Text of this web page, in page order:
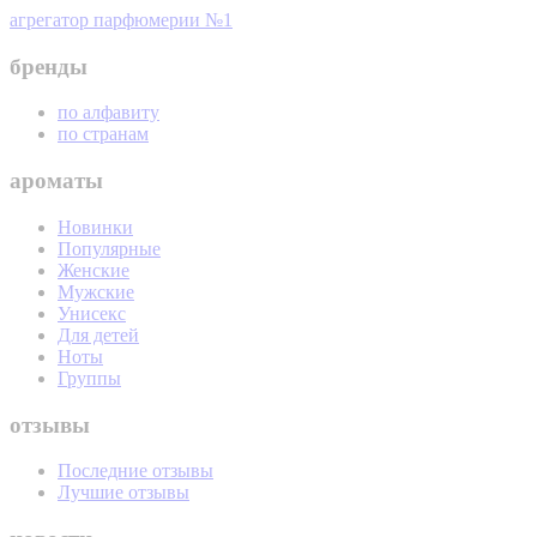
агрегатор парфюмерии №1
бренды
по алфавиту
по странам
ароматы
Новинки
Популярные
Женские
Мужские
Унисекс
Для детей
Ноты
Группы
отзывы
Последние отзывы
Лучшие отзывы